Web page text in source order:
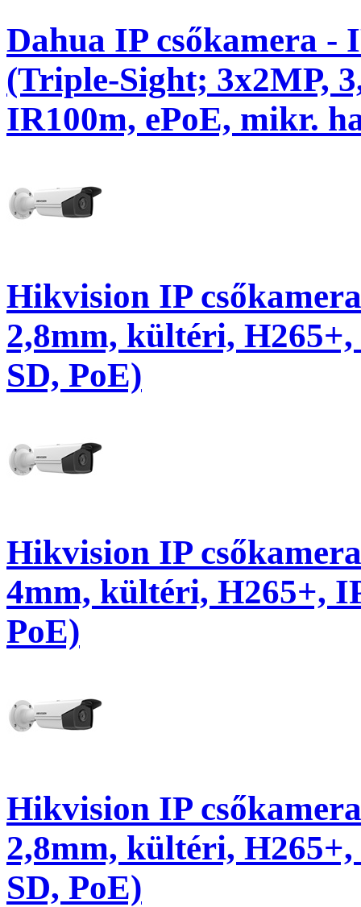
Dahua IP csőkamera -
(Triple-Sight; 3x2MP,
IR100m, ePoE, mikr.
Hikvision IP
2,8mm, kültéri,
SD, PoE)
Hikvision IP
4mm, kültéri, H265+,
PoE)
Hikvision IP
2,8mm, kültéri,
SD, PoE)